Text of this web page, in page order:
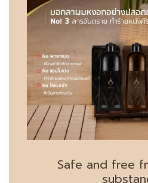
Safe and free